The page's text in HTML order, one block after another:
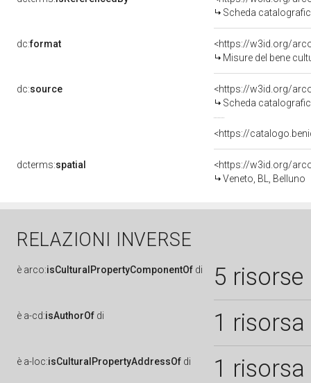
Scheda
dc:format
<https://w3id.org/
Misure del bene
dc:source
<https://w3id.org/
Scheda
<https://
dcterms:spatial
<https://w3id.org/
Veneto, BL, Belluno
RELAZIONI INVERSE
è arco:isCulturalPropertyComponentOf di 5 risorse
è a-cd:isAuthorOf di 1 risorsa
è a-loc:isCulturalPropertyAddressOf di 1 risorsa